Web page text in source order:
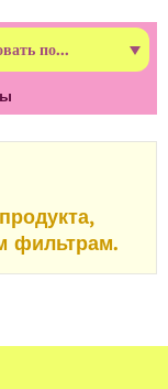
фильтрам.